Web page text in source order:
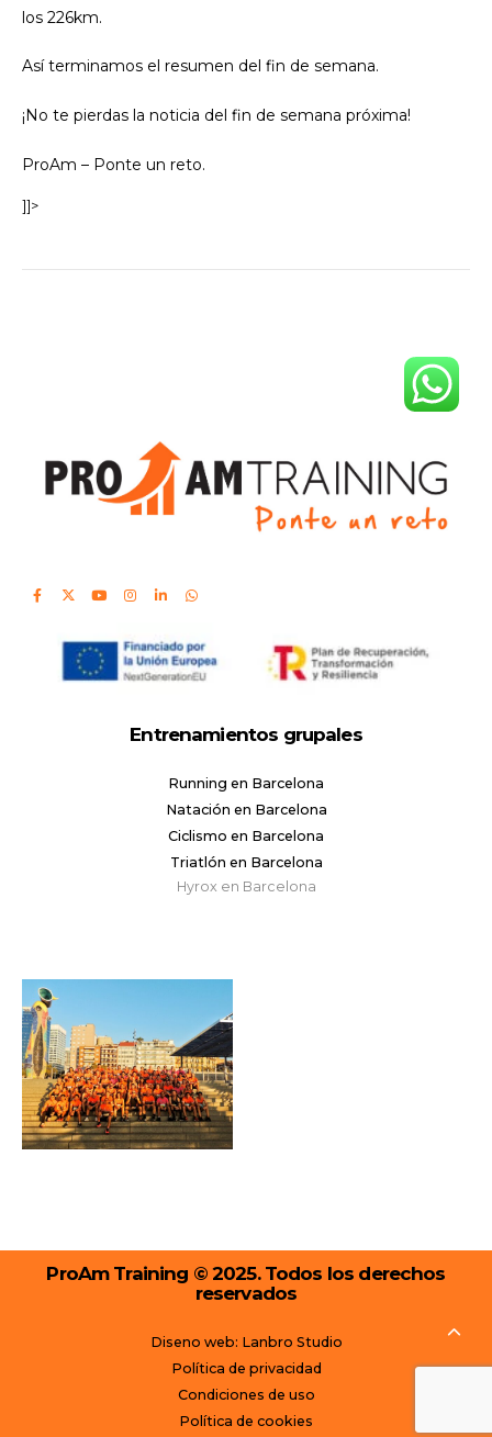
los 226km.
Así terminamos el resumen del fin de semana.
¡No te pierdas la noticia del fin de semana próxima!
ProAm – Ponte un reto.
]]>
Entrenamientos grupales
Running en Barcelona
Natación en Barcelona
Ciclismo en Barcelona
Triatlón en Barcelona
Hyrox en Barcelona
ProAm Training © 2025. Todos los derechos
reservados
Diseno web: Lanbro Studio
Política de privacidad
Condiciones de uso
Política de cookies